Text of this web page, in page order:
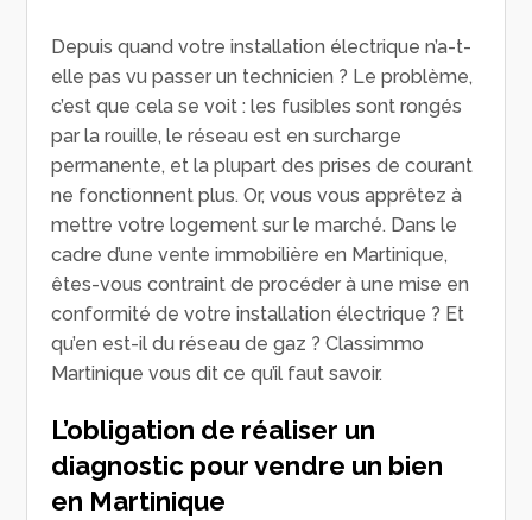
Depuis quand votre installation électrique n’a-t-
elle pas vu passer un technicien ? Le problème,
c’est que cela se voit : les fusibles sont rongés
par la rouille, le réseau est en surcharge
permanente, et la plupart des prises de courant
ne fonctionnent plus. Or, vous vous apprêtez à
mettre votre logement sur le marché. Dans le
cadre d’une vente immobilière en Martinique,
êtes-vous contraint de procéder à une mise en
conformité de votre installation électrique ? Et
qu’en est-il du réseau de gaz ? Classimmo
Martinique vous dit ce qu’il faut savoir.
L’obligation de réaliser un
diagnostic pour vendre un bien
en Martinique